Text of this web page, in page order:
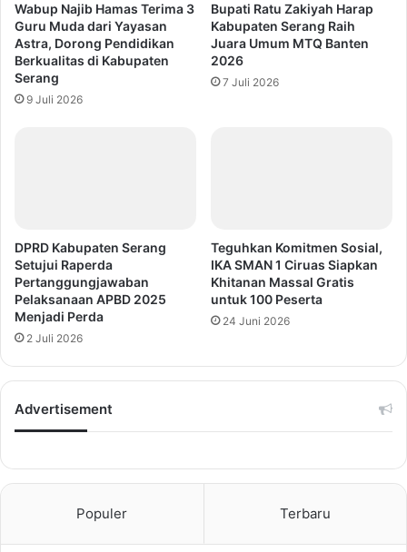
Wabup Najib Hamas Terima 3
Guru Muda dari Yayasan
Astra, Dorong Pendidikan
Berkualitas di Kabupaten
Serang
9 Juli 2026
Bupati Ratu Zakiyah Harap
Kabupaten Serang Raih
Juara Umum MTQ Banten
2026
7 Juli 2026
DPRD Kabupaten Serang
Setujui Raperda
Pertanggungjawaban
Pelaksanaan APBD 2025
Menjadi Perda
2 Juli 2026
Teguhkan Komitmen Sosial,
IKA SMAN 1 Ciruas Siapkan
Khitanan Massal Gratis
untuk 100 Peserta
24 Juni 2026
Advertisement
Populer Terbaru